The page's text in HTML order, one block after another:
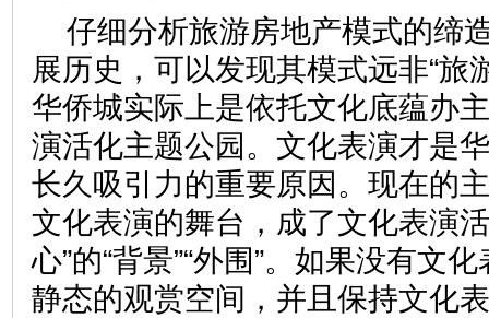
仔细分析旅游房地产模式的
展历史，可以发现其模式远非“旅
华侨城实际上是依托文化底蕴办
演活化主题公园。文化表演才是
长久吸引力的重要原因。现在的
文化表演的舞台，成了文化表演活
心”的“背景”“外围”。如果没有文
静态的观赏空间，并且保持文化